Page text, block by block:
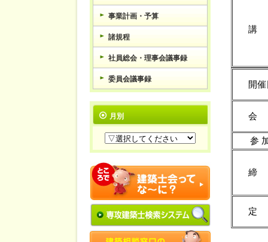
講
開
会
参
締
定
事業計画・予算
諸規程
社員総会・理事会議事録
委員会議事録
月別